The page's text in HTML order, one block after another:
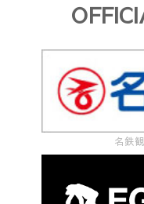
名鉄